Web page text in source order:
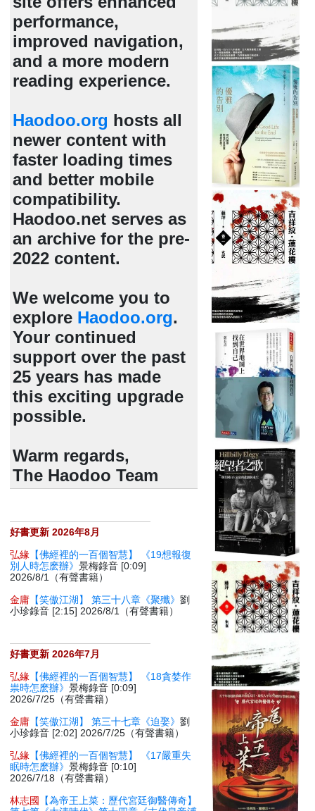
performance,
improved navigation,
and a more modern
reading experience.
Haodoo.org hosts all
newer content with
faster loading times
and better mobile
compatibility.
Haodoo.net serves as
an archive for the pre-
2022 content.
We welcome you to
explore Haodoo.org.
Your continued
support over the past
25 years has made
this exciting upgrade
possible.
Warm regards,
The Haodoo Team
好書更新 2026年8月
弘緣 【佛經裡的一百個智慧】 《19想報復
別人時怎麽辦》景梅錄音 [0:09]
2026/8/1（有聲書籍）
金庸 【笑傲江湖】 第三十八章《聚殲》劉
小珍錄音 [2:15] 2026/8/1（有聲書籍）
好書更新 2026年7月
弘緣 【佛經裡的一百個智慧】 《18貪婪作
祟時怎麽辦》景梅錄音 [0:09]
2026/7/25（有聲書籍）
金庸 【笑傲江湖】 第三十七章《迫娶》劉
小珍錄音 [2:02] 2026/7/25（有聲書籍）
弘緣 【佛經裡的一百個智慧】 《17嚴重失
眠時怎麽辦》景梅錄音 [0:10]
2026/7/18（有聲書籍）
林志國
【為帝王上菜：歷代宮廷御醫傳奇】